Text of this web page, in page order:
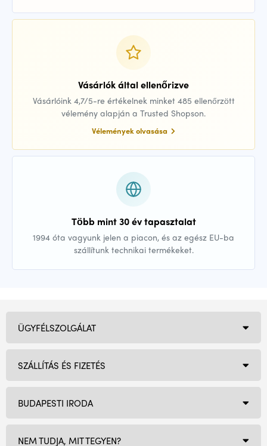
Vásárlók által ellenőrizve
Vásárlóink 4,7/5-re értékelnek minket 485 ellenőrzött
vélemény alapján a Trusted Shopson.
Vélemények olvasása
Több mint 30 év tapasztalat
1994 óta vagyunk jelen a piacon, és az egész EU-ba
szállítunk technikai termékeket.
BUDAPESTI IRODA
NEM TUDJA, MIT TEGYEN?
ÜGYFÉLSZOLGÁLAT
SZÁLLÍTÁS ÉS FIZETÉS